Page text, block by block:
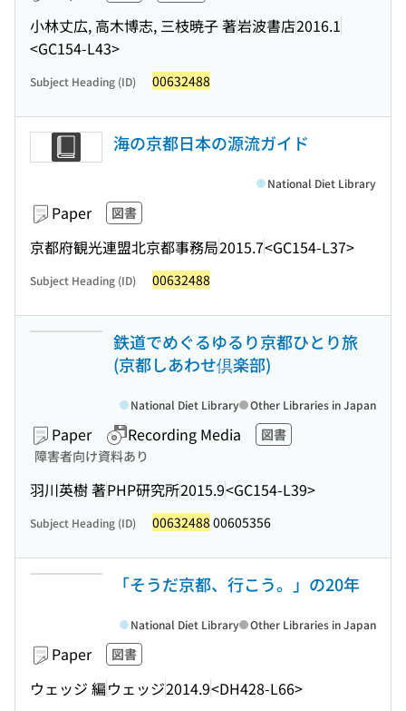
小林丈広, 高木博志, 三枝暁子 著岩波書店2016.1
<GC154-L43>
Subject Heading (ID) 00632488
海の京都日本の源流ガイド
Paper 図書
京都府観光連盟北京都事務局2015.7<GC154-L37>
National Diet Library
Subject Heading (ID) 00632488
鉄道でめぐるゆるり京都ひとり旅
(京都しあわせ倶楽部)
Paper Recording Media
図書
障害者向け資料あり
羽川英樹 著PHP研究所2015.9<GC154-L39>
National Diet Library Other Libraries in Japan
Subject Heading (ID) 00632488 00605356
「そうだ京都、行こう。」の20年
Paper 図書
ウェッジ 編ウェッジ2014.9<DH428-L66>
National Diet Library Other Libraries in Japan